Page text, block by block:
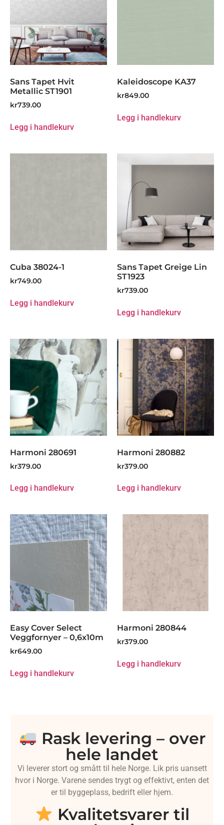
Sans Tapet Hvit
Metallic ST1901
kr739.00
Legg i handlekurv
Kaleidoscope KA37
kr849.00
Legg i handlekurv
Cuba 38024-1
kr749.00
Legg i handlekurv
Sans Tapet Greige Lin
ST1923
kr739.00
Legg i handlekurv
Harmoni 280691
kr379.00
Legg i handlekurv
Harmoni 280882
kr379.00
Legg i handlekurv
Easy Cover Select
Veggfornyer – 0,6x10m
kr649.00
Legg i handlekurv
Harmoni 280844
kr379.00
Legg i handlekurv
Rask levering – over
hele landet
Vi leverer stort og smått til hele Norge. Lik pris uansett
hvor i Norge. Varene sendes trygt og effektivt, enten det
er til byggeplass, bedrift eller hjem.
Kvalitetsvarer til